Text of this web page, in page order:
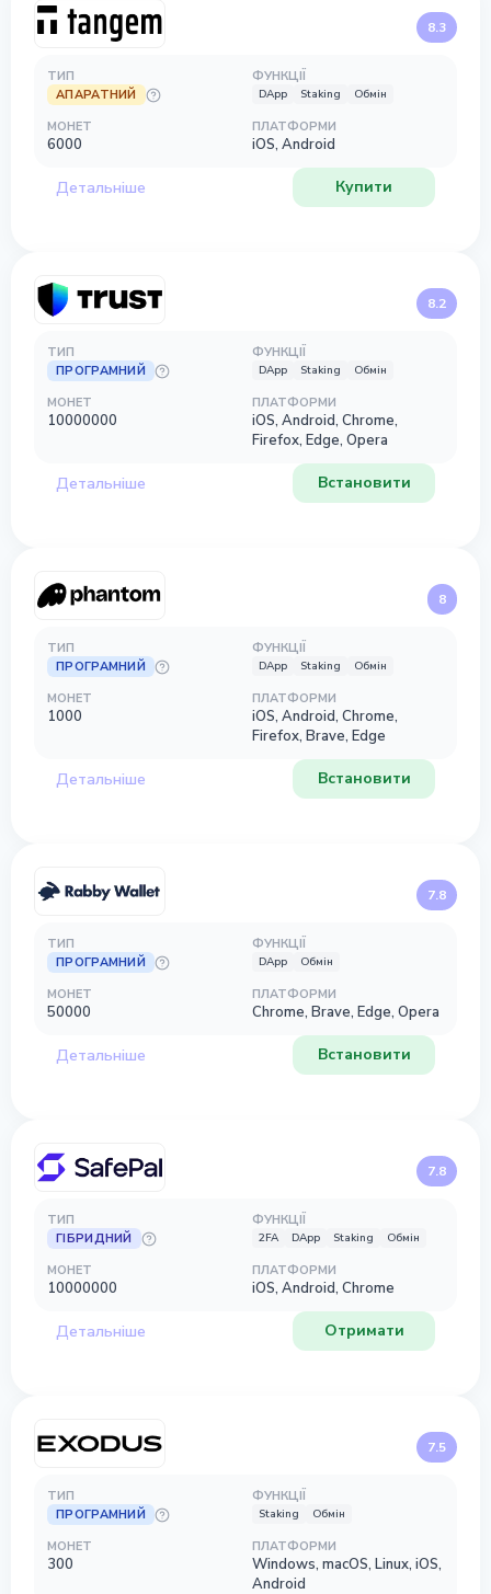
8.3
ТИП
АПАРАТНИЙ
ФУНКЦІЇ
DApp Staking Обмін
МОНЕТ
6000
ПЛАТФОРМИ
iOS, Android
Детальніше Купити
8.2
ТИП
ПРОГРАМНИЙ
ФУНКЦІЇ
DApp Staking Обмін
МОНЕТ
10000000
ПЛАТФОРМИ
iOS, Android, Chrome,
Firefox, Edge, Opera
Детальніше Встановити
8
ТИП
ПРОГРАМНИЙ
ФУНКЦІЇ
DApp Staking Обмін
МОНЕТ
1000
ПЛАТФОРМИ
iOS, Android, Chrome,
Firefox, Brave, Edge
Детальніше Встановити
7.8
ТИП
ПРОГРАМНИЙ
ФУНКЦІЇ
DApp Обмін
МОНЕТ
50000
ПЛАТФОРМИ
Chrome, Brave, Edge, Opera
Детальніше Встановити
7.8
ТИП
ГІБРИДНИЙ
ФУНКЦІЇ
2FA DApp Staking Обмін
МОНЕТ
10000000
ПЛАТФОРМИ
iOS, Android, Chrome
Детальніше Отримати
7.5
ТИП
ПРОГРАМНИЙ
ФУНКЦІЇ
Staking Обмін
МОНЕТ
300
ПЛАТФОРМИ
Windows, macOS, Linux, iOS,
Android